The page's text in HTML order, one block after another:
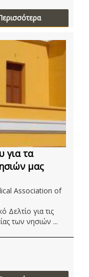
για τα
μας
Association of
Δελτίο για τις
των νησιών ...